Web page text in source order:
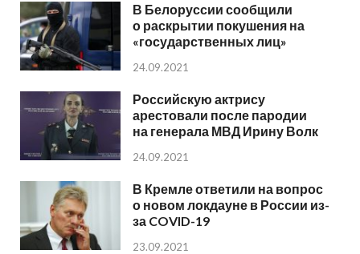
В Белоруссии сообщили
о раскрытии покушения на
«государственных лиц»
24.09.2021
Российскую актрису
арестовали после пародии
на генерала МВД Ирину Волк
24.09.2021
В Кремле ответили на вопрос
о новом локдауне в России из-
за COVID-19
23.09.2021